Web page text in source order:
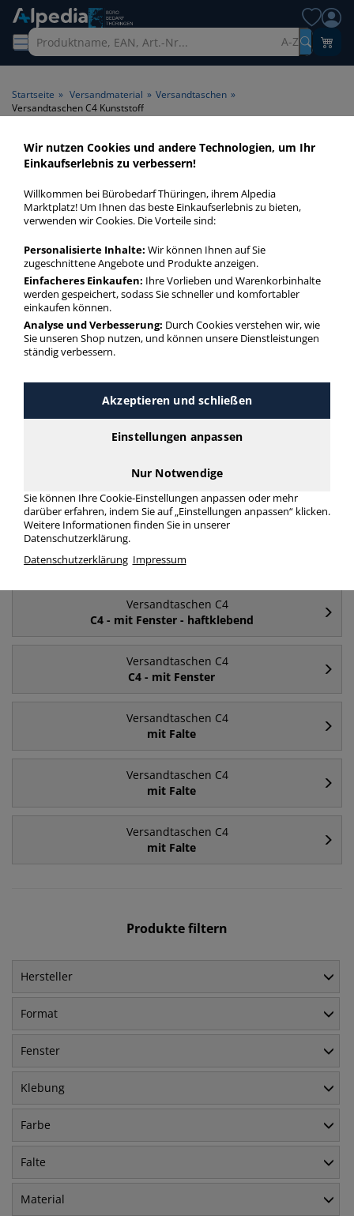
A-Z
Startseite » Versandmaterial » Versandtaschen »
Versandtaschen C4 Kunststoff
Versandtaschen C4 Kunststoff
> Material Kunststoff
Versandtaschen C4 Kunststoff in bester Qualität zum
Kunststoff mit unserer Filter-Funktion.
Versandtaschen C4 Kunststoff
mehr Infos zur Kategorie
Versandtaschen C4
Versandtaschen C4
mit Fenster
Versandtaschen C4
C4
Versandtaschen C4
C4 - mit Fenster - haftklebend
Versandtaschen C4
C4 - mit Fenster
Versandtaschen C4
mit Falte
Versandtaschen C4
mit Falte
Versandtaschen C4
mit Falte
Produkte filtern
Hersteller
Format
Fenster
Klebung
Farbe
Falte
Material
Wir nutzen Cookies und andere Technologien, um Ihr
Einkaufserlebnis zu verbessern!
Willkommen bei Bürobedarf Thüringen, ihrem Alpedia
Marktplatz! Um Ihnen das beste Einkaufserlebnis zu bieten,
verwenden wir Cookies. Die Vorteile sind:
Personalisierte Inhalte: Wir können Ihnen auf Sie
zugeschnittene Angebote und Produkte anzeigen.
Einfacheres Einkaufen: Ihre Vorlieben und Warenkorbinhalte
werden gespeichert, sodass Sie schneller und komfortabler
einkaufen können.
Analyse und Verbesserung: Durch Cookies verstehen wir, wie
Sie unseren Shop nutzen, und können unsere Dienstleistungen
ständig verbessern.
Akzeptieren und schließen
Einstellungen anpassen
Nur Notwendige
Sie können Ihre Cookie-Einstellungen anpassen oder mehr
darüber erfahren, indem Sie auf „Einstellungen anpassen“ klicken.
Weitere Informationen finden Sie in unserer
Datenschutzerklärung.
Datenschutzerklärung Impressum